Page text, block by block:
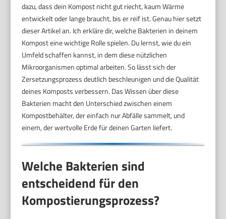
dazu, dass dein Kompost nicht gut riecht, kaum Wärme
entwickelt oder lange braucht, bis er reif ist. Genau hier setzt
dieser Artikel an. Ich erkläre dir, welche Bakterien in deinem
Kompost eine wichtige Rolle spielen. Du lernst, wie du ein
Umfeld schaffen kannst, in dem diese nützlichen
Mikroorganismen optimal arbeiten. So lässt sich der
Zersetzungsprozess deutlich beschleunigen und die Qualität
deines Komposts verbessern. Das Wissen über diese
Bakterien macht den Unterschied zwischen einem
Kompostbehälter, der einfach nur Abfälle sammelt, und
einem, der wertvolle Erde für deinen Garten liefert.
Welche Bakterien sind
entscheidend für den
Kompostierungsprozess?